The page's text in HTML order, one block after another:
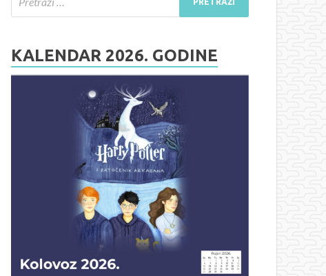
KALENDAR 2026. GODINE